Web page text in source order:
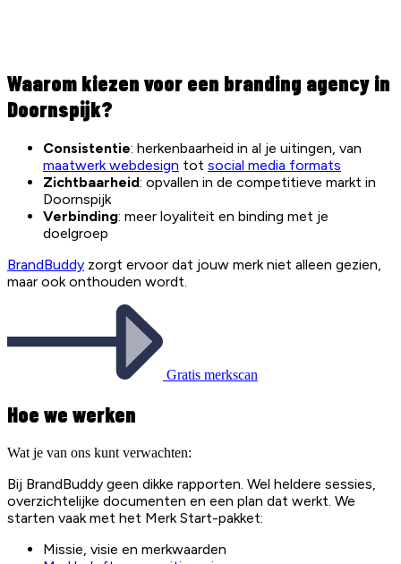
Waarom kiezen voor een branding agency in
Doornspijk?
Consistentie: herkenbaarheid in al je uitingen, van
maatwerk webdesign tot social media formats
Zichtbaarheid: opvallen in de competitieve markt in
Doornspijk
Verbinding: meer loyaliteit en binding met je
doelgroep
BrandBuddy zorgt ervoor dat jouw merk niet alleen gezien,
maar ook onthouden wordt.
Gratis merkscan
Hoe we werken
Wat je van ons kunt verwachten:
Bij BrandBuddy geen dikke rapporten. Wel heldere sessies,
overzichtelijke documenten en een plan dat werkt. We
starten vaak met het Merk Start-pakket:
Missie, visie en merkwaarden